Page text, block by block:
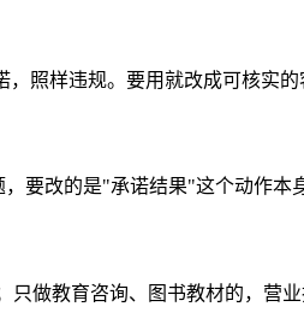
照样违规。要用就改成可核实的
要改的是"承诺结果"这个动作本
做教育咨询、图书教材的，营